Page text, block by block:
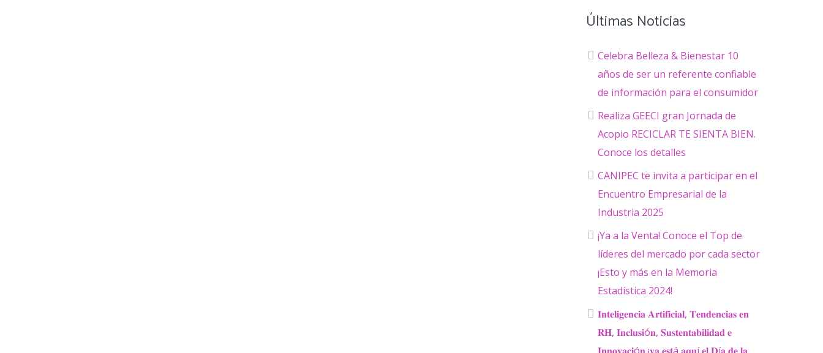
Últimas Noticias
Celebra Belleza & Bienestar 10
años de ser un referente confiable
de información para el consumidor
Realiza GEECI gran Jornada de
Acopio RECICLAR TE SIENTA BIEN.
Conoce los detalles
CANIPEC te invita a participar en el
Encuentro Empresarial de la
Industria 2025
¡Ya a la Venta! Conoce el Top de
líderes del mercado por cada sector
¡Esto y más en la Memoria
Estadística 2024!
𝐈𝐧𝐭𝐞𝐥𝐢𝐠𝐞𝐧𝐜𝐢𝐚 𝐀𝐫𝐭𝐢𝐟𝐢𝐜𝐢𝐚𝐥, 𝐓𝐞𝐧𝐝𝐞𝐧𝐜𝐢𝐚𝐬 𝐞𝐧
𝐑𝐇, 𝐈𝐧𝐜𝐥𝐮𝐬𝐢ó𝐧, 𝐒𝐮𝐬𝐭𝐞𝐧𝐭𝐚𝐛𝐢𝐥𝐢𝐝𝐚𝐝 𝐞